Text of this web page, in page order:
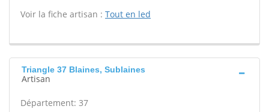
Voir la fiche artisan : Tout en led
Triangle 37 Blaines, Sublaines
Artisan
Département: 37